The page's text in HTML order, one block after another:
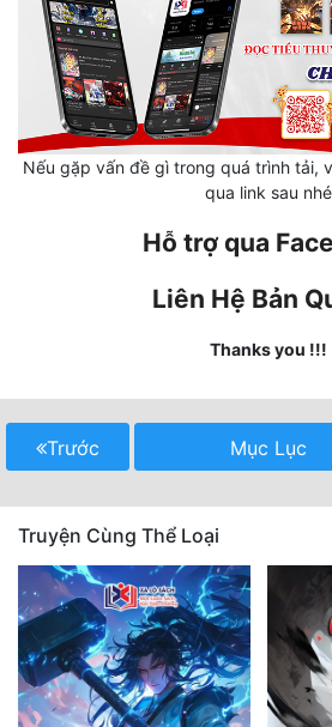
Trinh Thám
Triều Đấu
Trùng Sinh
Trọng Sinh
Võng Du
Xuyên Không
Xuyên Nhanh
Xuyên Sách
Xuyên Thư
Điền Văn
Nếu gặp vấn đề gì trong quá trình tải,
qua link sau nhé
Hỗ trợ qua
Liên Hệ Bản
Thanks you !!!
Trước Mục Lục
Truyện Cùng Thể Loại